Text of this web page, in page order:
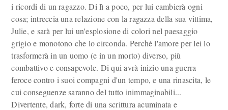
i ricordi di un ragazzo. Di lì a poco, per lui cambierà ogni
cosa; intreccia una relazione con la ragazza della sua vittima,
Julie, e sarà per lui un'esplosione di colori nel paesaggio
grigio e monotono che lo circonda. Perché l'amore per lei lo
trasformerà in un uomo (e in un morto) diverso, più
combattivo e consapevole. Di qui avrà inizio una guerra
feroce contro i suoi compagni d'un tempo, e una rinascita, le
cui conseguenze saranno del tutto inimmaginabili...
Divertente, dark, forte di una scrittura acuminata e